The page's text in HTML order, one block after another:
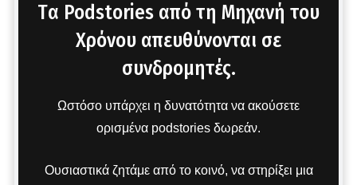
Tα Podstories από τη Μηχανή του
Χρόνου απευθύνονται σε
συνδρομητές.
Ωστόσο υπάρχει η δυνατότητα να ακούσετε
ορισμένα podstories δωρεάν.
Ουσιαστικά ζητάμε από το κοινό, να στηρίξει μια